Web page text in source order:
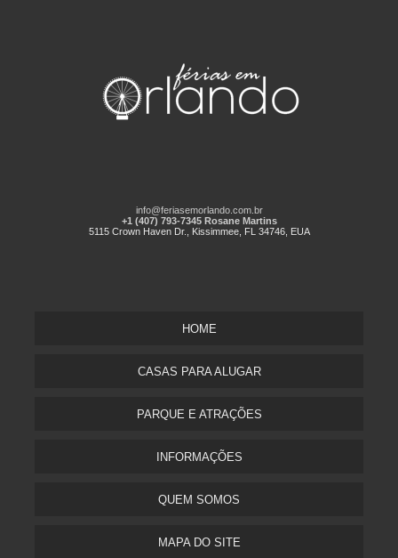
info@feriasemorlando.com.br
+1 (407) 793-7345 Rosane Martins
5115 Crown Haven Dr., Kissimmee, FL 34746, EUA
HOME
CASAS PARA ALUGAR
PARQUE E ATRAÇÕES
INFORMAÇÕES
QUEM SOMOS
MAPA DO SITE